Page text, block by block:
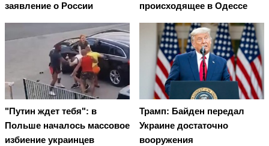
заявление о России
происходящее в Одессе
"Путин ждет тебя": в
Польше началось массовое
избиение украинцев
Трамп: Байден передал
Украине достаточно
вооружения